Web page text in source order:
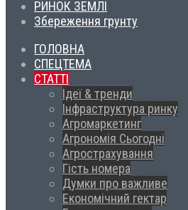
РИНОК ЗЕМЛІ
Збереження грунту
ГОЛОВНА
СПЕЦТЕМА
СТАТТІ
Ідеї & тренди
Інфраструктура ринку
Агромаркетинг
Агрономія Сьогодні
Агрострахування
Гість номера
Думки про важливе
Економічний гектар